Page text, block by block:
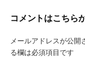
ゲ
ー
シ
コメントはこちら
メールアドレスが公開
る欄は必須項目です